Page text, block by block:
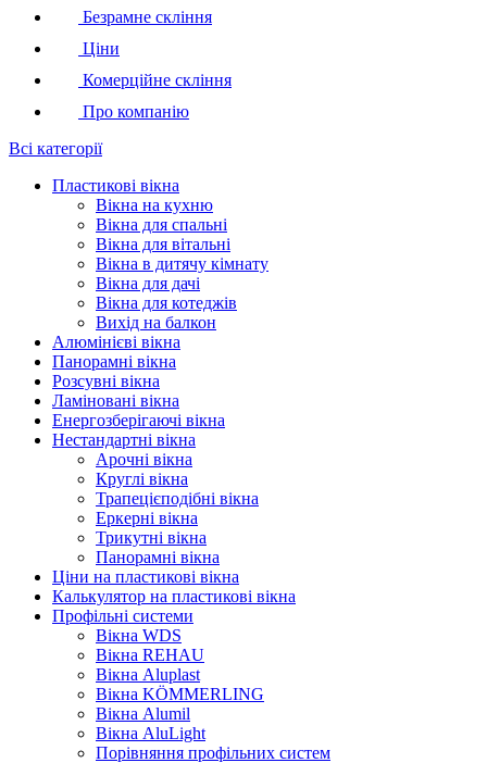
Безрамне скління
Ціни
Комерційне скління
Про компанію
Всі категорії
Пластикові вікна
Вікна на кухню
Вікна для спальні
Вікна для вітальні
Вікна в дитячу кімнату
Вікна для дачі
Вікна для котеджів
Вихід на балкон
Алюмінієві вікна
Панорамні вікна
Розсувні вікна
Ламіновані вікна
Енергозберігаючі вікна
Нестандартні вікна
Арочні вікна
Круглі вікна
Трапецієподібні вікна
Еркерні вікна
Трикутні вікна
Панорамні вікна
Ціни на пластикові вікна
Калькулятор на пластикові вікна
Профільні системи
Вікна WDS
Вікна REHAU
Вікна Aluplast
Вікна KÖMMERLING
Вікна Alumil
Вікна AluLight
Порівняння профільних систем